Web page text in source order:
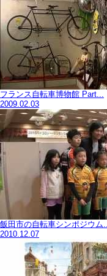
フランス自転車博物館 Part...
2009.02.03
飯田市の自転車シンポジウム...
2010.12.07